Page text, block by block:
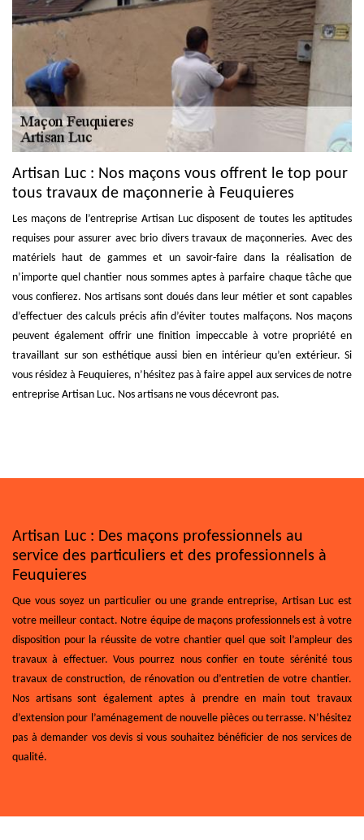
Artisan Luc : Nos maçons vous offrent le top pour
tous travaux de maçonnerie à Feuquieres
Les maçons de l’entreprise Artisan Luc disposent de toutes les aptitudes
requises pour assurer avec brio divers travaux de maçonneries. Avec des
matériels haut de gammes et un savoir-faire dans la réalisation de
n’importe quel chantier nous sommes aptes à parfaire chaque tâche que
vous confierez. Nos artisans sont doués dans leur métier et sont capables
d’effectuer des calculs précis afin d’éviter toutes malfaçons. Nos maçons
peuvent également offrir une finition impeccable à votre propriété en
travaillant sur son esthétique aussi bien en intérieur qu’en extérieur. Si
vous résidez à Feuquieres, n’hésitez pas à faire appel aux services de notre
entreprise Artisan Luc. Nos artisans ne vous décevront pas.
Artisan Luc : Des maçons professionnels au
service des particuliers et des professionnels à
Feuquieres
Que vous soyez un particulier ou une grande entreprise, Artisan Luc est
votre meilleur contact. Notre équipe de maçons professionnels est à votre
disposition pour la réussite de votre chantier quel que soit l’ampleur des
travaux à effectuer. Vous pourrez nous confier en toute sérénité tous
travaux de construction, de rénovation ou d’entretien de votre chantier.
Nos artisans sont également aptes à prendre en main tout travaux
d’extension pour l’aménagement de nouvelle pièces ou terrasse. N’hésitez
pas à demander vos devis si vous souhaitez bénéficier de nos services de
qualité.